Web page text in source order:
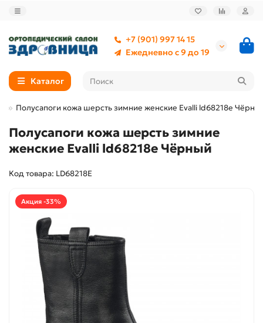
+7 (901) 997 14 15
Ежедневно с 9 до 19
Каталог
Полусапоги кожа шерсть зимние женские Evalli ld68218e
Полусапоги кожа шерсть зимние
женские Evalli ld68218e Чёрный
Код товара: LD68218E
Акция -33%